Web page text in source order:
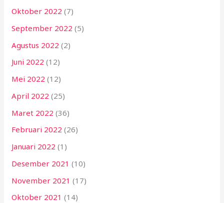
Oktober 2022 (7)
September 2022 (5)
Agustus 2022 (2)
Juni 2022 (12)
Mei 2022 (12)
April 2022 (25)
Maret 2022 (36)
Februari 2022 (26)
Januari 2022 (1)
Desember 2021 (10)
November 2021 (17)
Oktober 2021 (14)